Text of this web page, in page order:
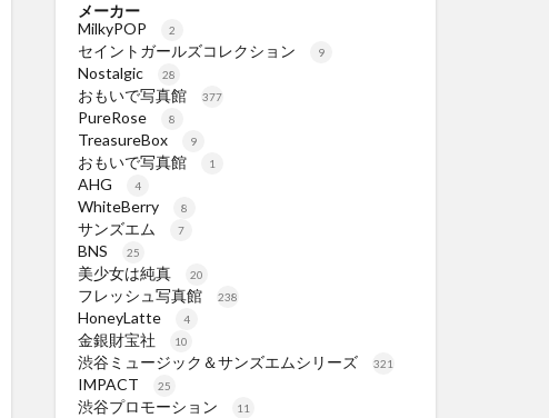
メーカー
MilkyPOP
2
セイントガールズコレクション 9
Nostalgic 28
おもいで写真館 377
PureRose 8
TreasureBox 9
おもいで写真館 1
AHG 4
WhiteBerry 8
サンズエム 7
BNS 25
美少女は純真 20
フレッシュ写真館 238
HoneyLatte 4
金銀財宝社 10
渋谷ミュージック＆サンズエムシリーズ 321
IMPACT 25
渋谷プロモーション 11